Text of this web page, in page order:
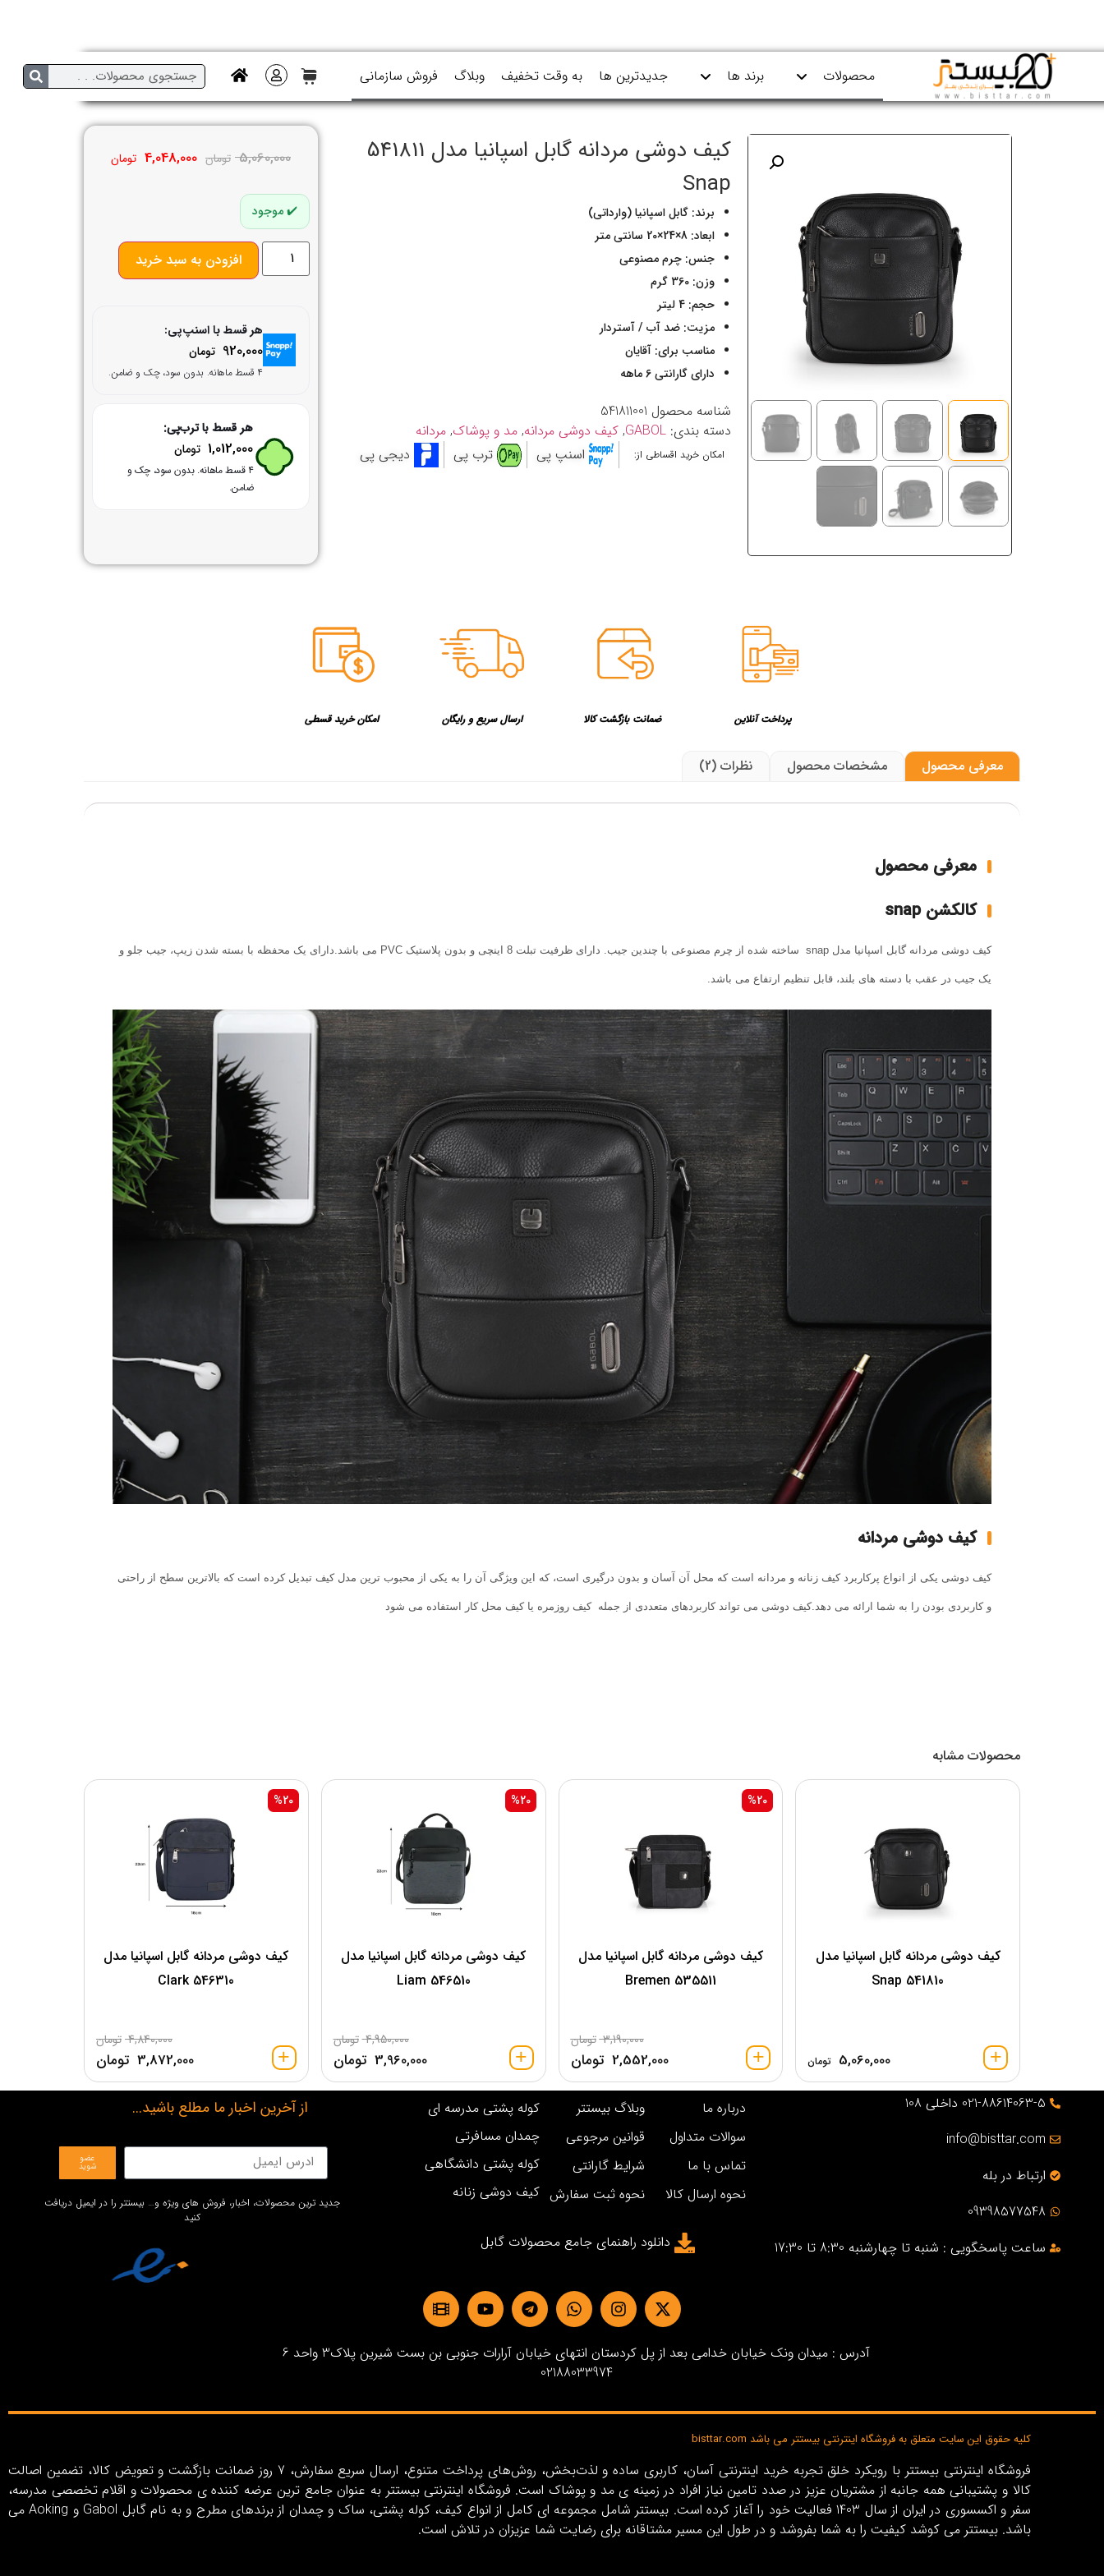
محصولات برند ها جدیدترین ها به وقت تخفیف وبلاگ فروش سازمانی
کیف دوشی مردانه گابل اسپانیا مدل 541811
Snap
برند: گابل اسپانیا (وارداتی)
ابعاد: 8×24×20 سانتی متر
جنس: چرم مصنوعی
وزن: 360 گرم
حجم: 4 لیتر
مزیت: ضد آب / آستردار
مناسب برای: آقایان
دارای گارانتی 6 ماهه
شناسه محصول 541811001
دسته بندی: GABOL
, کیف دوشی مردانه, مد و پوشاک, مردانه
امکان خرید اقساطی از: اسنپ پی ترب پی دیجی پی
5,060,000 تومان 4,048,000 تومان
موجود
افزودن به سبد خرید
هر قسط با اسنپ‌پی:
920,000 تومان
۴ قسط ماهانه. بدون سود، چک و ضامن.
هر قسط با ترب‌پی:
1,012,000 تومان
۴ قسط ماهانه. بدون سود، چک و
ضامن.
پرداخت آنلاین ضمانت بازگشت کالا ارسال سریع و رایگان امکان خرید قسطی
معرفی محصول مشخصات محصول نظرات (2)
معرفی محصول
کالکشن snap
کیف دوشی مردانه گابل اسپانیا مدل snap ساخته شده از چرم مصنوعی با چندین جیب. دارای ظرفیت تبلت 8 اینچی و بدون پلاستیک PVC می باشد.دارای یک محفظه با بسته شدن زیپ، جیب جلو و
یک جیب در عقب با دسته های بلند، قابل تنظیم ارتفاع می باشد.
کیف دوشی مردانه
کیف دوشی یکی از انواع پرکاربرد کیف زنانه و مردانه است که محل آن آسان و بدون درگیری است، که این ویژگی آن را به یکی از محبوب ترین مدل کیف تبدیل کرده است که بالاترین سطح از راحتی
و کاربردی بودن را به شما ارائه می دهد.کیف دوشی می تواند کاربردهای متعددی از جمله کیف روزمره یا کیف محل کار استفاده می شود
محصولات مشابه
کیف دوشی مردانه گابل اسپانیا مدل
541810 Snap
5,060,000 تومان
کیف دوشی مردانه گابل اسپانیا مدل
535511 Bremen
%20
3,190,000 تومان
2,552,000 تومان
کیف دوشی مردانه گابل اسپانیا مدل
546510 Liam
%20
4,950,000 تومان
3,960,000 تومان
کیف دوشی مردانه گابل اسپانیا مدل
Clark 546310
%20
4,840,000 تومان
3,872,000 تومان
021-88614063-5 داخلی 108
info@bisttar.com
ارتباط در بله
09398577548
ساعت پاسخگویی : شنبه تا چهارشنبه 8:30 تا 17:30
درباره ما
سوالات متداول
تماس با ما
نحوه ارسال کالا
وبلاگ بیستتر
قوانین مرجوعی
شرایط گارانتی
نحوه ثبت سفارش
کوله پشتی مدرسه ای
چمدان مسافرتی
کوله پشتی دانشگاهی
کیف دوشی زنانه
دانلود راهنمای جامع محصولات گابل
از آخرین اخبار ما مطلع باشید...
عضو
شوید
جدید ترین محصولات، اخبار، فروش های ویژه و… بیستتر را در ایمیل دریافت
کنید
آدرس : میدان ونک خیابان خدامی بعد از پل کردستان انتهای خیابان آرارات جنوبی بن بست شیرین پلاک3 واحد 6
02188033974
کلیه حقوق این سایت متعلق به فروشگاه اینترنتی بیستتر می باشد bisttar.com
فروشگاه اینترنتی بیستتر با رویکرد خلق تجربه خرید اینترنتی آسان، کاربری ساده و لذت‌بخش، روش‌های پرداخت متنوع، ارسال سریع سفارش، 7 روز ضمانت بازگشت و تعویض کالا، تضمین اصالت
کالا و پشتیبانی همه جانبه از مشتریان عزیز در صدد تامین نیاز افراد در زمینه‌ ی مد و پوشاک است. فروشگاه اینترنتی بیستتر به عنوان جامع ترین عرضه کننده ی محصولات و اقلام تخصصی مدرسه،
سفر و اکسسوری در ایران از سال 1403 فعالیت خود را آغاز کرده است. بیستتر شامل مجموعه ای کامل از انواع کیف، کوله پشتی، ساک و چمدان از برندهای مطرح و به نام گابل Gabol و Aoking می
باشد. بیستتر می کوشد کیفیت را به شما بفروشد و در طول این مسیر مشتاقانه برای رضایت شما عزیزان در تلاش است.